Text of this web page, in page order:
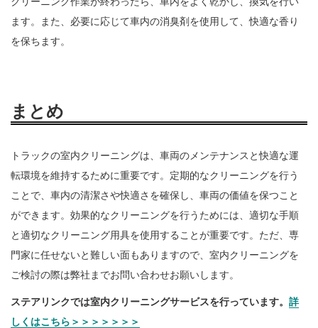
ます。また、必要に応じて車内の消臭剤を使用して、快適な香り
を保ちます。
まとめ
トラックの室内クリーニングは、車両のメンテナンスと快適な運
転環境を維持するために重要です。定期的なクリーニングを行う
ことで、車内の清潔さや快適さを確保し、車両の価値を保つこと
ができます。効果的なクリーニングを行うためには、適切な手順
と適切なクリーニング用具を使用することが重要です。ただ、専
門家に任せないと難しい面もありますので、室内クリーニングを
ご検討の際は弊社までお問い合わせお願いします。
ステアリンクでは室内クリーニングサービスを行っています。 詳
しくはこちら＞＞＞＞＞＞＞